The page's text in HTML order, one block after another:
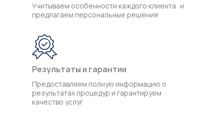
Учитываем особенности каждого клиента и
предлагаем персональные решения
Предоставляем полную информацию о
результатах процедур и гарантируем
качество услуг
Результаты и гарантии